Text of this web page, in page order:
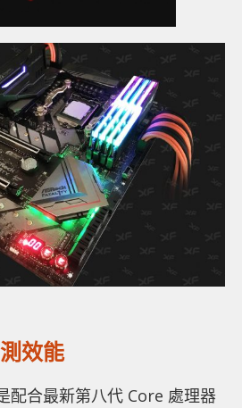
效能
配合最新第八代 Core 處理器